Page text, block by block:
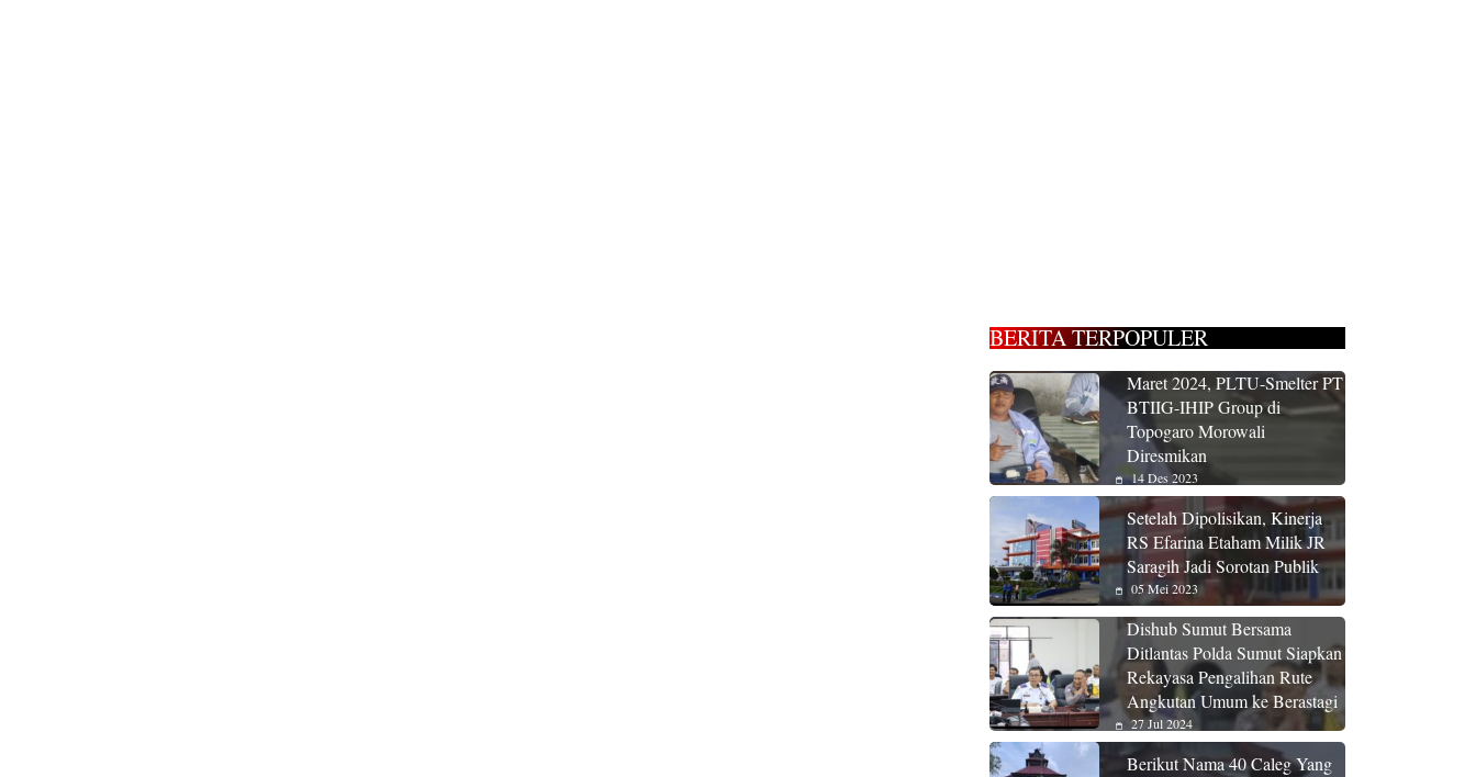
BERITA TERPOPULER
Maret 2024, PLTU-Smelter PT
BTIIG-IHIP Group di
Topogaro Morowali
Diresmikan
14 Des 2023
Setelah Dipolisikan, Kinerja
RS Efarina Etaham Milik JR
Saragih Jadi Sorotan Publik
05 Mei 2023
Dishub Sumut Bersama
Ditlantas Polda Sumut Siapkan
Rekayasa Pengalihan Rute
Angkutan Umum ke Berastagi
27 Jul 2024
Berikut Nama 40 Caleg Yang